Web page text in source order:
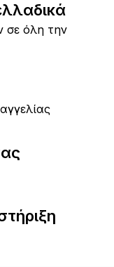
σε όλη την